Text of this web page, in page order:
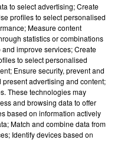
19h12
19h12
to select advertising; Create
profiles to select personalised
Measure content
statistics or combinations
improve services; Create
to select personalised
Ensure security, prevent and
advertising and content;
These technologies may
and browsing data to offer
based on information actively
Match and combine data from
Identify devices based on